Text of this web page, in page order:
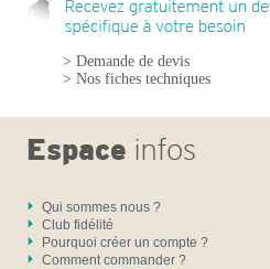
> Demande de devis
> Nos fiches techniques
Qui sommes nous ?
Club fidélité
Pourquoi créer un compte ?
Comment commander ?